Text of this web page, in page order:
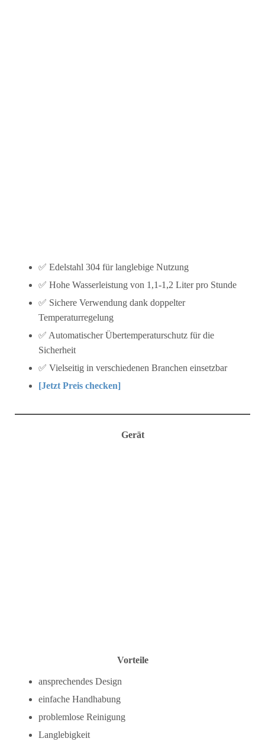
✅ Edelstahl 304 für langlebige Nutzung
✅ Hohe Wasserleistung von 1,1-1,2 Liter pro Stunde
✅ Sichere Verwendung dank doppelter
Temperaturregelung
✅ Automatischer Übertemperaturschutz für die
Sicherheit
✅ Vielseitig in verschiedenen Branchen einsetzbar
[Jetzt Preis checken]
Gerät
Vorteile
ansprechendes Design
einfache Handhabung
problemlose Reinigung
Langlebigkeit